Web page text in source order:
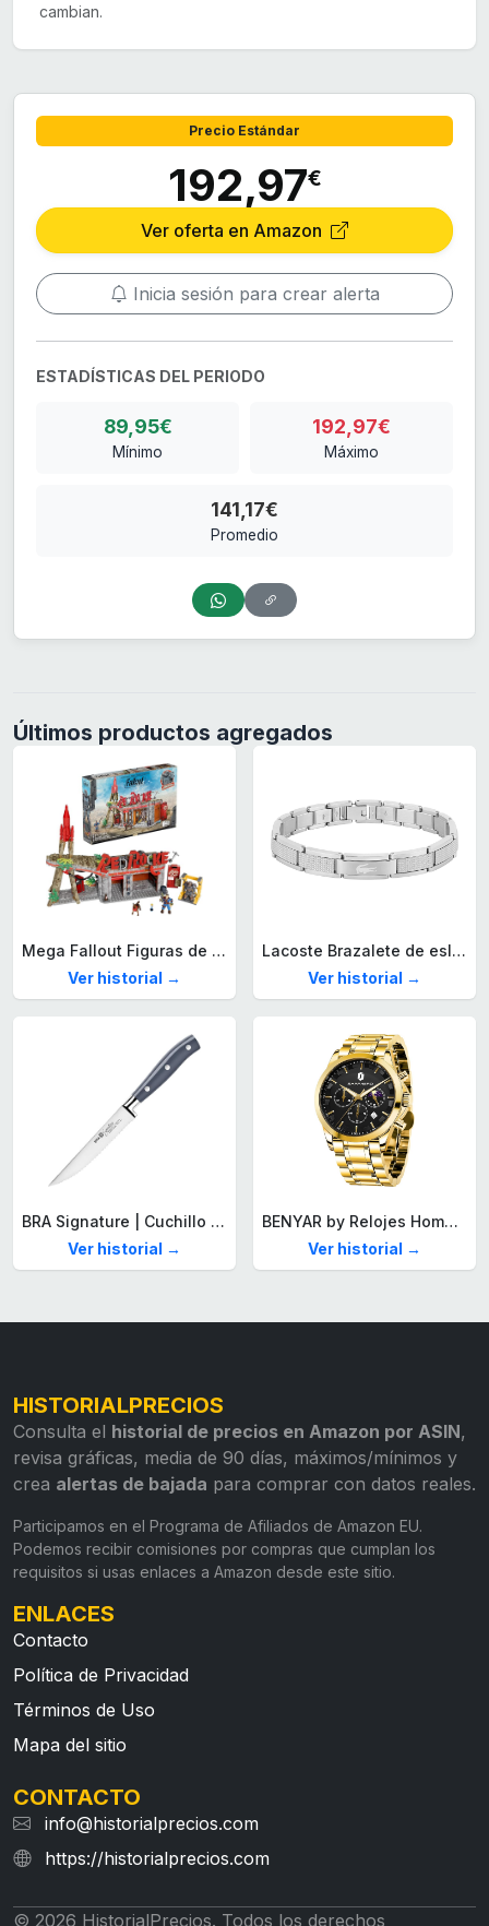
cambian.
Precio Estándar
192,97€
Ver oferta en Amazon
Inicia sesión para crear alerta
ESTADÍSTICAS DEL PERIODO
89,95€
Mínimo
192,97€
Máximo
141,17€
Promedio
Últimos productos agregados
Mega Fallout Figuras de acción y Juguetes de construcción, Parada de Camiones Red Rocket con 824 Piezas, 2 Personajes articulados y Accesorios, para coleccionistas, HXT00
Ver historial →
Lacoste Brazalete de eslabón para Hombre Colección STENCIL de Acero inoxidable
Ver historial →
BRA Signature | Cuchillo tomatero 120 mm, Acero Inoxidable alemán forjado con Molibdeno Vanadio, Mango Remachado ABS, Diseño Ergonómico, Hoja 1,6 mm espesor
Ver historial →
BENYAR by Relojes Hombre Analógico Cuarzo Cronografo Impermeable Luminoso Fecha Moda Casual Reloj de Pulsera Elegante Regalo para Hombre
Ver historial →
HISTORIALPRECIOS
Consulta el historial de precios en Amazon por ASIN,
revisa gráficas, media de 90 días, máximos/mínimos y
crea alertas de bajada para comprar con datos reales.
Participamos en el Programa de Afiliados de Amazon EU.
Podemos recibir comisiones por compras que cumplan los
requisitos si usas enlaces a Amazon desde este sitio.
ENLACES
Contacto
Política de Privacidad
Términos de Uso
Mapa del sitio
CONTACTO
info@historialprecios.com
https://historialprecios.com
© 2026 HistorialPrecios. Todos los derechos